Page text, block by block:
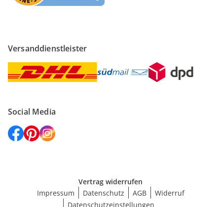
Versanddienstleister
Social Media
Vertrag widerrufen
Impressum
Datenschutz AGB
Widerruf
Datenschutzeinstellungen